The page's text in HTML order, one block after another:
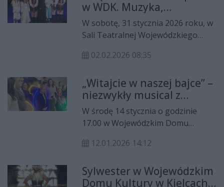
wyreżyserowane przez Monikę
Śliwińską-Szostak.
w WDK. Muzyka,
wspólnota i wzruszenia na
zakończenie świąt
W sobotę, 31 stycznia 2026 roku, w
Sali Teatralnej Wojewódzkiego
wyjątkowy koncert „Kolędowanie z
który symbolicznie zakończył okres
bożonarodzeniowy.
02.02.2026 08:35
„Witajcie w naszej bajce” –
niezwykły musical z
ważnym przesłaniem w
WDK
W środę 14 stycznia o godzinie
17.00 w Wojewódzkim Domu
spektaklu muzycznego „Witajcie w
wydarzenie artystyczne łączy taniec,
teatr i muzykę, niosąc jednocześnie
12.01.2026 14:12
Sylwester w Wojewódzkim
Domu Kultury w Kielcach –